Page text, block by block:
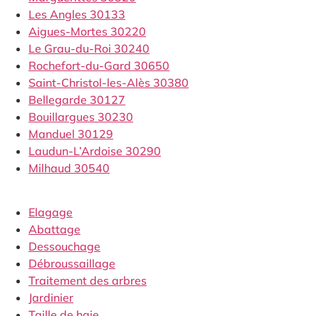
Les Angles 30133
Aigues-Mortes 30220
Le Grau-du-Roi 30240
Rochefort-du-Gard 30650
Saint-Christol-les-Alès 30380
Bellegarde 30127
Bouillargues 30230
Manduel 30129
Laudun-L’Ardoise 30290
Milhaud 30540
Elagage
Abattage
Dessouchage
Débroussaillage
Traitement des arbres
Jardinier